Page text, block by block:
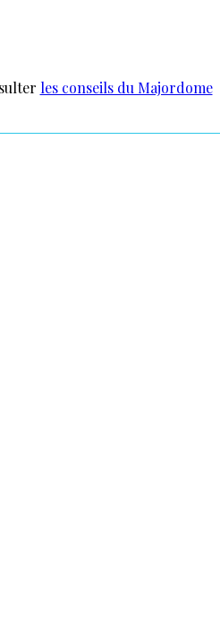
les conseils du Majordome